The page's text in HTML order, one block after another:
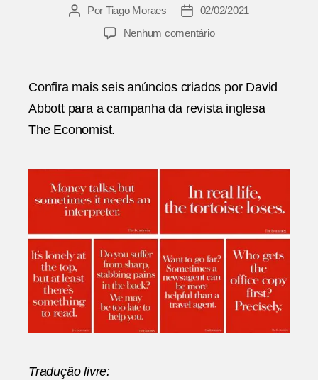
Autor
Por Tiago Moraes
Data02/02/2021
Nenhum comentárioem
David
Abbott
Confira mais seis anúncios criados por David
Abbott para a campanha da revista inglesa
The Economist.
Tradução livre: